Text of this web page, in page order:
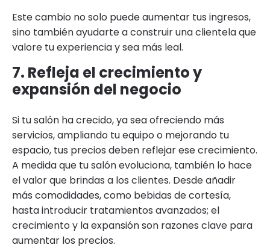
Este cambio no solo puede aumentar tus ingresos,
sino también ayudarte a construir una clientela que
valore tu experiencia y sea más leal.
7. Refleja el crecimiento y
expansión del negocio
Si tu salón ha crecido, ya sea ofreciendo más
servicios, ampliando tu equipo o mejorando tu
espacio, tus precios deben reflejar ese crecimiento.
A medida que tu salón evoluciona, también lo hace
el valor que brindas a los clientes. Desde añadir
más comodidades, como bebidas de cortesía,
hasta introducir tratamientos avanzados; el
crecimiento y la expansión son razones clave para
aumentar los precios.